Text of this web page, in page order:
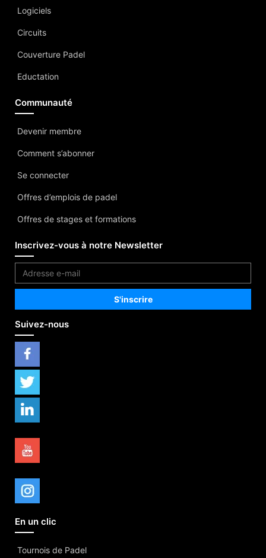
Logiciels
Circuits
Couverture Padel
Eductation
Communauté
Devenir membre
Comment s’abonner
Se connecter
Offres d’emplois de padel
Offres de stages et formations
Inscrivez-vous à notre Newsletter
Suivez-nous
En un clic
Tournois de Padel